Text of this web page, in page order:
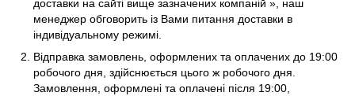
доставки на сайті вище зазначених компаній », наш
менеджер обговорить із Вами питання доставки в
індивідуальному режимі.
Відправка замовлень, оформлених та оплачених до 19:00
робочого дня, здійснюється цього ж робочого дня.
Замовлення, оформлені та оплачені після 19:00,